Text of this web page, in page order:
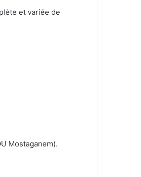
et variée de
Mostaganem).